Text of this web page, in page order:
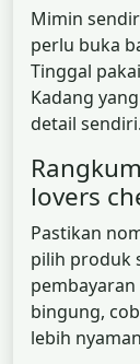
Mimin
perlu buka
Tinggal
Kadang
detail
lovers
Pastikan
pilih produk
bingung,
lebih